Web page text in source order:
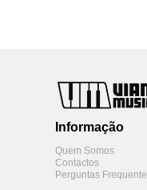
Informação
Quem Somos
Contactos
Perguntas